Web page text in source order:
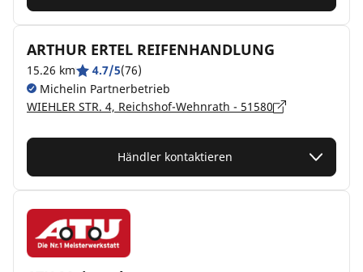
ARTHUR ERTEL REIFENHANDLUNG
15.26 km 4.7/5(76)
Michelin Partnerbetrieb
WIEHLER STR. 4, Reichshof-Wehnrath - 51580
Händler kontaktieren